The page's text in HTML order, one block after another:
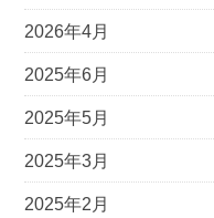
2026年4月
2025年6月
2025年5月
2025年3月
2025年2月